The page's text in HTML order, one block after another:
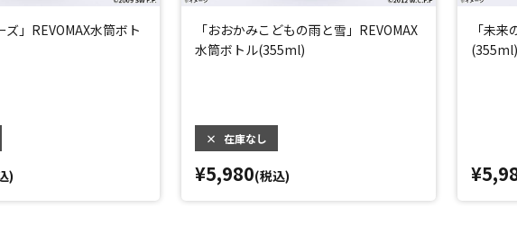
ズ」REVOMAX水筒ボト
)
「おおかみこどもの雨と雪」REVOMAX
水筒ボトル(355ml)
× 在庫なし
¥5,980(税込)
「未
(355ml)